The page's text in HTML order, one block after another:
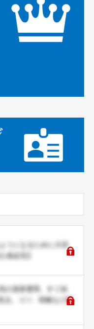
うになるために大切
者必見】
の資産運用、すぐ始
点、コツ、戦略など解